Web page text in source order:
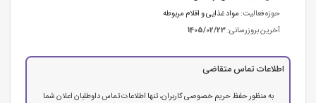
حوزه فعالیت: مواد غذایی و اقلام مربوطه
آخرین بروزرسانی:1405/02/23
اطلاعات تماس متقاضی
به منظور حفظ حریم خصوصی کاربران، تنها اطلاعات تماس داوطلبان اعلان شما